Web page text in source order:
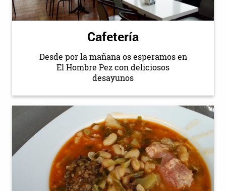
Cafetería
Desde por la mañana os esperamos en
El Hombre Pez con deliciosos
desayunos